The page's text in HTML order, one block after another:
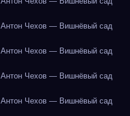
Антон Чехов — Вишнёвый сад
Антон Чехов — Вишнёвый сад
Антон Чехов — Вишнёвый сад
Антон Чехов — Вишнёвый сад